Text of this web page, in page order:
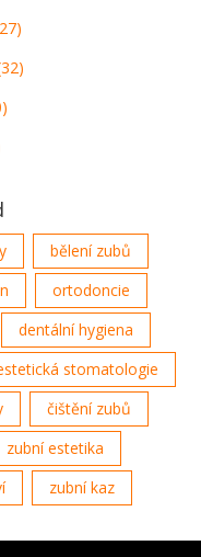
bělení zubů
ortodoncie
dentální hygiena
stomatologie
čištění zubů
zubní estetika
zubní kaz